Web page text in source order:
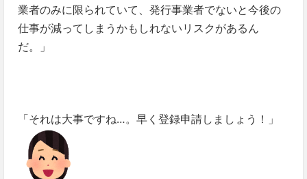
業者のみに限られていて、発行事業者でないと今後の
仕事が減ってしまうかもしれないリスクがあるん
だ。」
「それは大事ですね…。早く登録申請しましょう！」